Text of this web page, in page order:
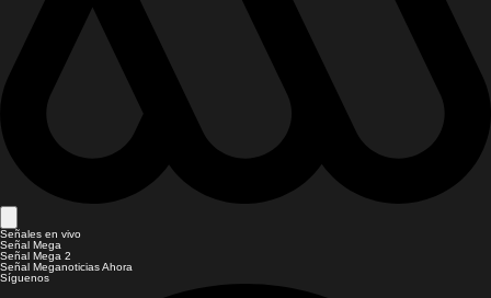
Señales en vivo
Señal Mega
Señal Mega 2
Señal Meganoticias Ahora
Síguenos